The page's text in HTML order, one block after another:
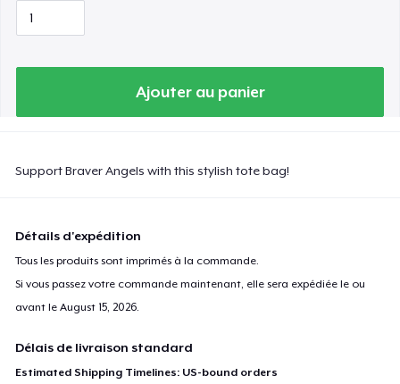
Ajouter au panier
Support Braver Angels with this stylish tote bag!
Détails d'expédition
Tous les produits sont imprimés à la commande.
Si vous passez votre commande maintenant, elle sera expédiée le ou
avant leAugust 15, 2026.
Délais de livraison standard
Estimated Shipping Timelines: US-bound orders